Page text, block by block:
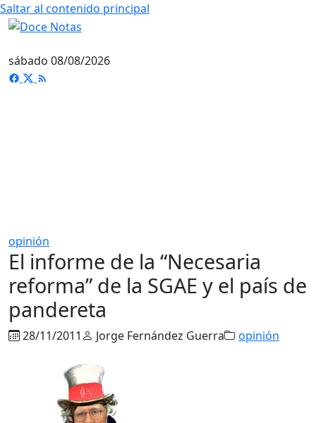
Saltar al contenido principal
sábado 08/08/2026
opinión
El informe de la “Necesaria
reforma” de la SGAE y el país de
pandereta
28/11/2011 Jorge Fernández Guerra opinión